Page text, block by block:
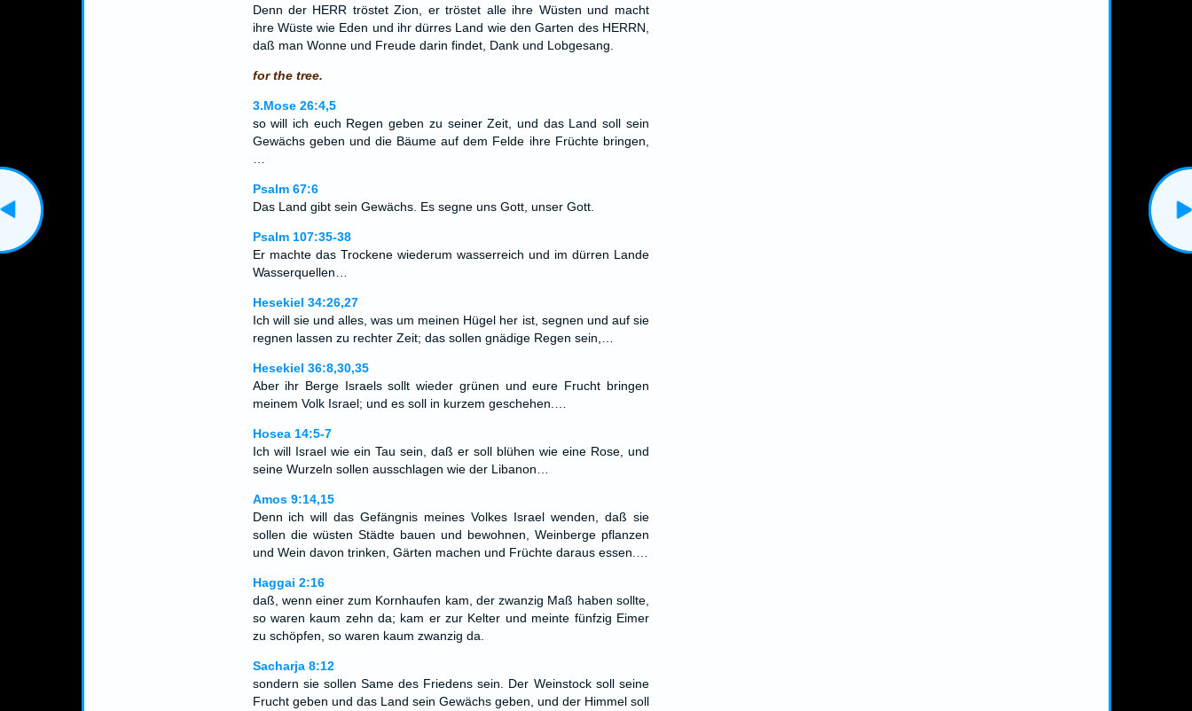
Denn der HERR tröstet Zion, er tröstet alle ihre Wüsten und macht
ihre Wüste wie Eden und ihr dürres Land wie den Garten des HERRN,
daß man Wonne und Freude darin findet, Dank und Lobgesang.
for the tree.
3.Mose 26:4,5
so will ich euch Regen geben zu seiner Zeit, und das Land soll sein
Gewächs geben und die Bäume auf dem Felde ihre Früchte bringen,
Psalm 67:6
Das Land gibt sein Gewächs. Es segne uns Gott, unser Gott.
Psalm 107:35-38
Er machte das Trockene wiederum wasserreich und im dürren Lande
Wasserquellen…
Hesekiel 34:26,27
Ich will sie und alles, was um meinen Hügel her ist, segnen und auf sie
regnen lassen zu rechter Zeit; das sollen gnädige Regen sein,…
Hesekiel 36:8,30,35
Aber ihr Berge Israels sollt wieder grünen und eure Frucht bringen
meinem Volk Israel; und es soll in kurzem geschehen.…
Hosea 14:5-7
Ich will Israel wie ein Tau sein, daß er soll blühen wie eine Rose, und
seine Wurzeln sollen ausschlagen wie der Libanon…
Amos 9:14,15
Denn ich will das Gefängnis meines Volkes Israel wenden, daß sie
sollen die wüsten Städte bauen und bewohnen, Weinberge pflanzen
und Wein davon trinken, Gärten machen und Früchte daraus essen.…
Haggai 2:16
daß, wenn einer zum Kornhaufen kam, der zwanzig Maß haben sollte,
so waren kaum zehn da; kam er zur Kelter und meinte fünfzig Eimer
zu schöpfen, so waren kaum zwanzig da.
Sacharja 8:12
sondern sie sollen Same des Friedens sein. Der Weinstock soll seine
Frucht geben und das Land sein Gewächs geben, und der Himmel soll